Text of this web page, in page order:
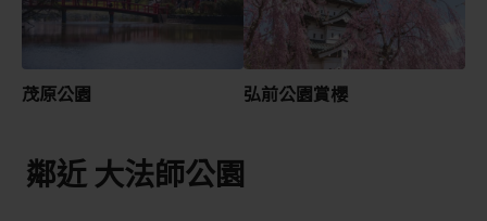
茂原公園 弘前公園賞櫻
鄰近 大法師公園